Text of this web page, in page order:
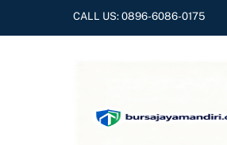
CALL US:0896-6086-0175